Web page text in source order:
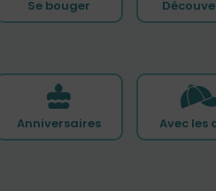
Se bouger
Anniversaires Avec les